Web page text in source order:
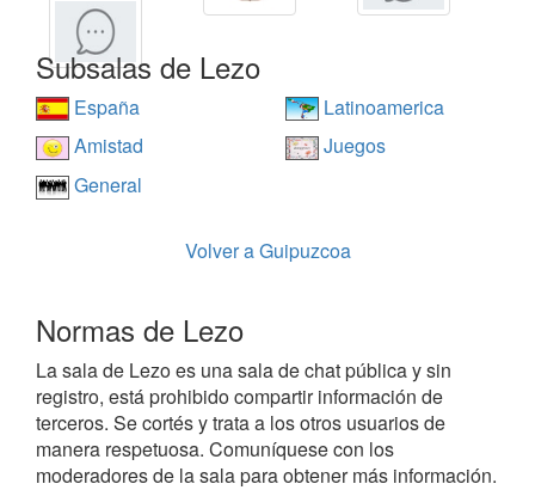
Subsalas de Lezo
España
Latinoamerica
Amistad
Juegos
General
Volver a Guipuzcoa
Normas de Lezo
La sala de Lezo es una sala de chat pública y sin
registro, está prohibido compartir información de
terceros. Se cortés y trata a los otros usuarios de
manera respetuosa. Comuníquese con los
moderadores de la sala para obtener más información.